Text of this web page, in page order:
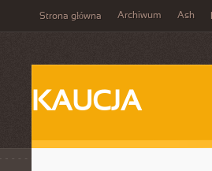
Strona główna Archiwum Ash
KAUCJA